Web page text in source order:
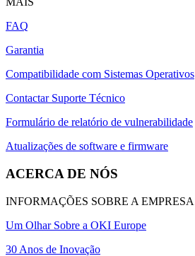
FAQ
Garantia
Compatibilidade com Sistemas Operativos
Contactar Suporte Técnico
Formulário de relatório de vulnerabilidade
Atualizações de software e firmware
ACERCA DE NÓS
INFORMAÇÕES SOBRE A EMPRESA
Um Olhar Sobre a OKI Europe
30 Anos de Inovação